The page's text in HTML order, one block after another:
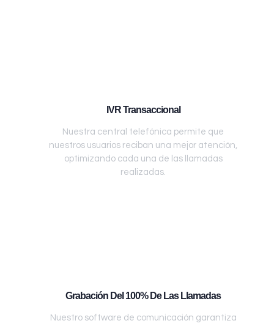
IVR Transaccional
Nuestra central telefónica permite que
nuestros usuarios reciban una mejor atención,
optimizando cada una de las llamadas
realizadas.
Grabación Del 100% De Las Llamadas
Nuestro software de comunicación garantiza